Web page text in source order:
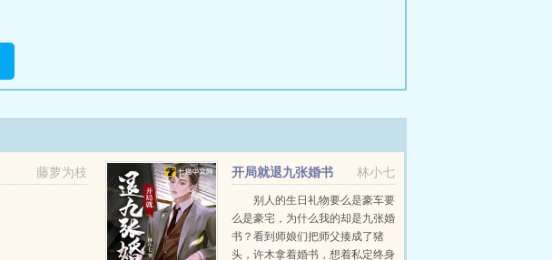
藤萝为枝 林小七
开局就退九张婚书
别人的生日礼物要么是豪车要
么是豪宅，为什么我的却是九张婚
书？看到师娘们把师父揍成了猪
头，许木拿着婚书，想着私定终身